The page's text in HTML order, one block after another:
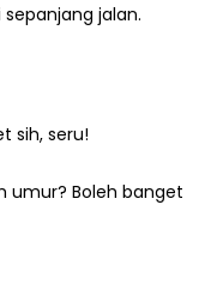
jalan.
sih, seru!
umur? Boleh banget